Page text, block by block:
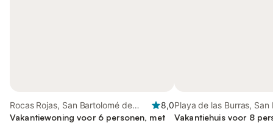
Rocas Rojas, San Bartolomé de
Tirajana
8,0
Vakantiewoning voor 6 personen, met
Playa de las Burras, San
de Tirajana
Vakantiehuis voor 8